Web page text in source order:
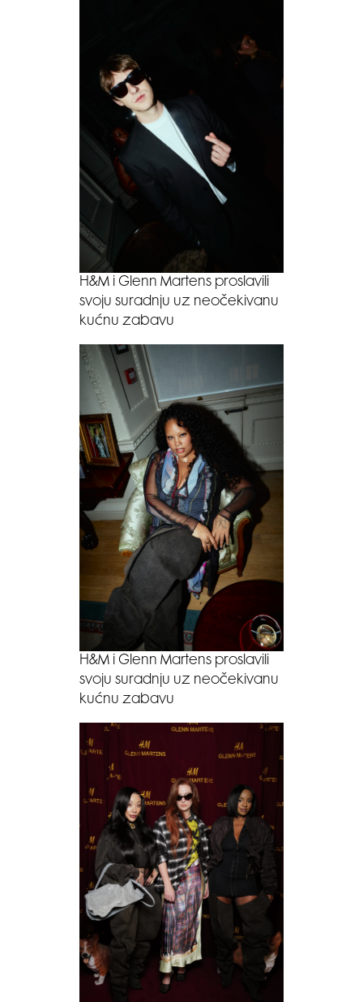
H&M i Glenn Martens proslavili
svoju suradnju uz neočekivanu
kućnu zabavu
H&M i Glenn Martens proslavili
svoju suradnju uz neočekivanu
kućnu zabavu